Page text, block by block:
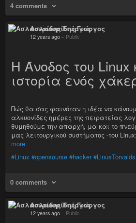
4 comments
Ασλαουρίδης Γιώργος
12 years ago – Public
Η Άνοδος του Linux
ιστορία ενός
Πώς θα σας φαινόταν η ιδέα να
αλκυονίδες ημέρες της πειρατείας
θυμηθούμε την απαρχή, μα και το
μας λειτουργικού συστήματος -του Linux;
more
#Linux #opensourse #hacker #LinusTorvalds
0 comments
Ασλαουρίδης Γιώργος
12 years ago – Public